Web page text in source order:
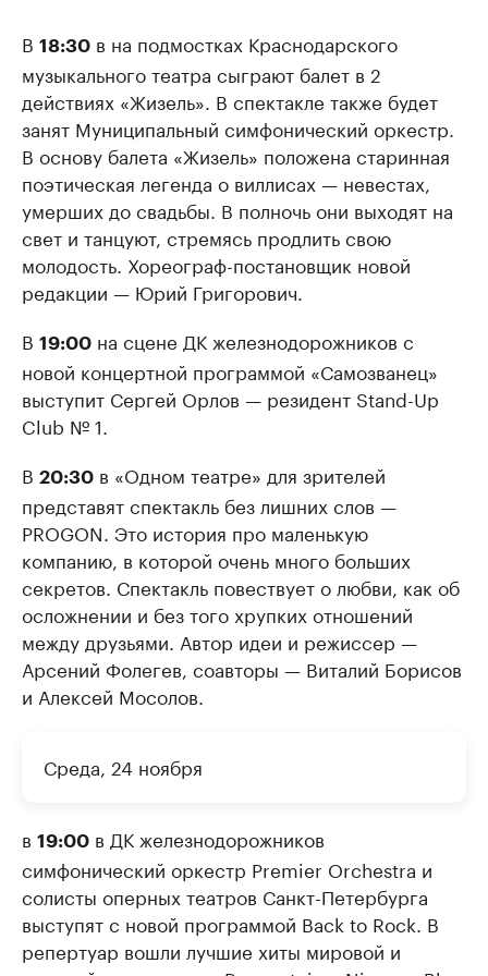
В 18:30 в на подмостках Краснодарского
музыкального театра сыграют балет в 2
действиях «Жизель». В спектакле также будет
занят Муниципальный симфонический оркестр.
В основу балета «Жизель» положена старинная
поэтическая легенда о виллисах — невестах,
умерших до свадьбы. В полночь они выходят на
свет и танцуют, стремясь продлить свою
молодость. Хореограф-постановщик новой
редакции — Юрий Григорович.
В 19:00 на сцене ДК железнодорожников с
новой концертной программой «Самозванец»
выступит Сергей Орлов — резидент Stand-Up
Club № 1.
В 20:30 в «Одном театре» для зрителей
представят спектакль без лишних слов —
PROGON. Это история про маленькую
компанию, в которой очень много больших
секретов. Спектакль повествует о любви, как об
осложнении и без того хрупких отношений
между друзьями. Автор идеи и режиссер —
Арсений Фолегев, соавторы — Виталий Борисов
и Алексей Мосолов.
Среда, 24 ноября
в 19:00 в ДК железнодорожников
симфонический оркестр Premier Orchestra и
солисты оперных театров Санкт-Петербурга
выступят с новой программой Back to Rock. В
репертуар вошли лучшие хиты мировой и